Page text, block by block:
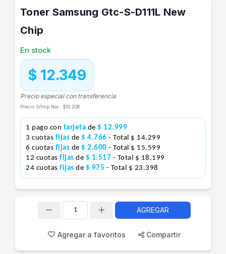
Toner Samsung Gtc-S-D111L New
Chip
En stock
$ 12.349
Precio especial con transferencia
Precio S/Imp.Nac. $10.206
1 pago con tarjeta de $ 12.999
3 cuotas fijas de $ 4.766 - Total $ 14.299
6 cuotas fijas de $ 2.600 - Total $ 15.599
12 cuotas fijas de $ 1.517 - Total $ 18.199
24 cuotas fijas de $ 975 - Total $ 23.398
AGREGAR
Agregar a favoritos Compartir